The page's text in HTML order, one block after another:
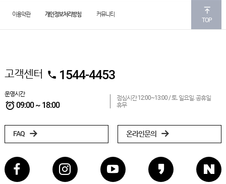
이용약관 개인정보처리방침 커뮤니티
TOP
고객센터 1544-4453
운영시간
09:00 ~ 18:00
점심시간 12:00~13:00 /토. 일요일. 공휴일
휴무
FAQ 온라인문의